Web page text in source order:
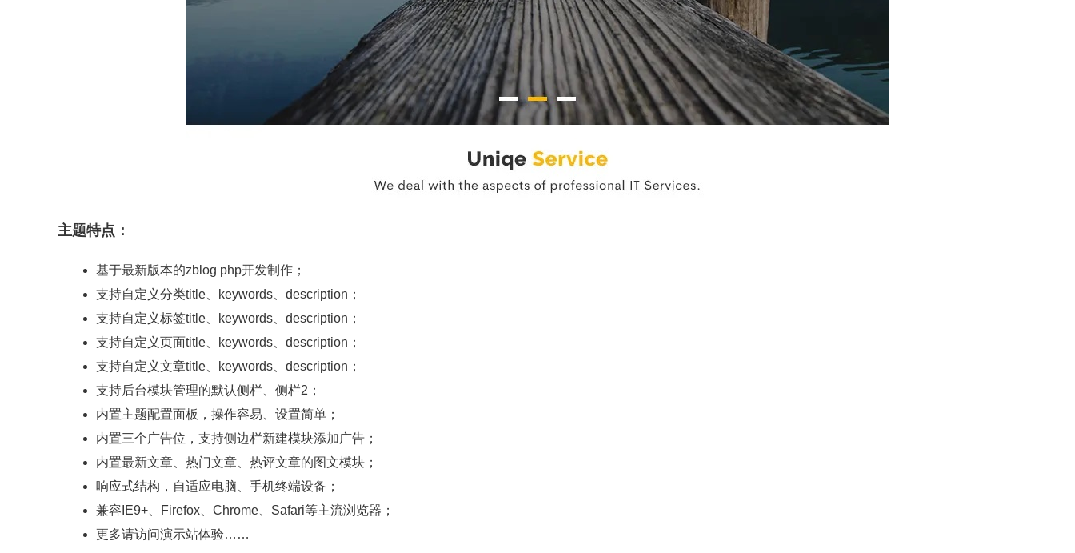
主题特点：
基于最新版本的zblog php开发制作；
支持自定义分类title、keywords、description；
支持自定义标签title、keywords、description；
支持自定义页面title、keywords、description；
支持自定义文章title、keywords、description；
支持后台模块管理的默认侧栏、侧栏2；
内置主题配置面板，操作容易、设置简单；
内置三个广告位，支持侧边栏新建模块添加广告；
内置最新文章、热门文章、热评文章的图文模块；
响应式结构，自适应电脑、手机终端设备；
兼容IE9+、Firefox、Chrome、Safari等主流浏览器；
更多请访问演示站体验……